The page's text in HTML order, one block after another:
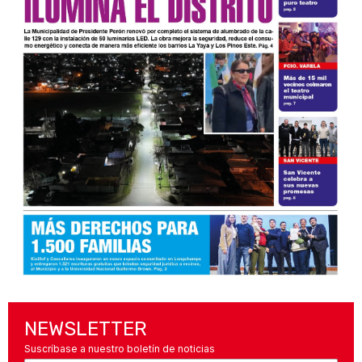
NEWSLETTER
Suscríbase a nuestro boletín de noticias